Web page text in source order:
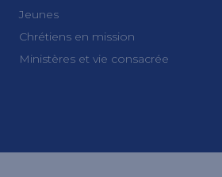
Jeunes
Chrétiens en mission
Ministères et vie consacrée